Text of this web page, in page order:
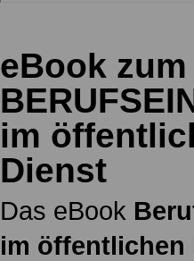
eBook zum
im
Dienst
Das eBook
im öffentlichen